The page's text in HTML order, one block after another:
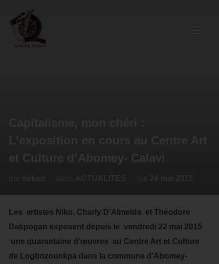
Les artistes Niko, Charly D’Almeida et Théodore
Dakpogan exposent depuis le vendredi 22 mai 2015
une quarantaine d’œuvres au Centre Art et Culture
de Logbozounkpa dans la commune d’Abomey-